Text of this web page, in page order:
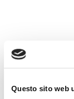
Questo sito web